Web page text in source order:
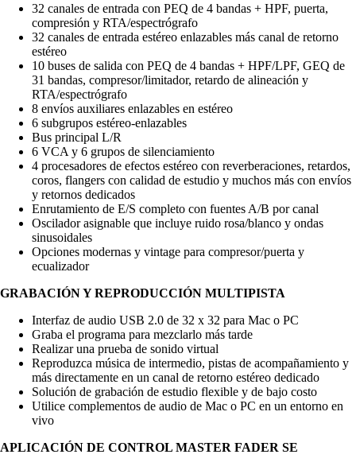
32 canales de entrada con PEQ de 4 bandas + HPF, puerta,
compresión y RTA/espectrógrafo
32 canales de entrada estéreo enlazables más canal de retorno
estéreo
10 buses de salida con PEQ de 4 bandas + HPF/LPF, GEQ de
31 bandas, compresor/limitador, retardo de alineación y
RTA/espectrógrafo
8 envíos auxiliares enlazables en estéreo
6 subgrupos estéreo-enlazables
Bus principal L/R
6 VCA y 6 grupos de silenciamiento
4 procesadores de efectos estéreo con reverberaciones, retardos,
coros, flangers con calidad de estudio y muchos más con envíos
y retornos dedicados
Enrutamiento de E/S completo con fuentes A/B por canal
Oscilador asignable que incluye ruido rosa/blanco y ondas
sinusoidales
Opciones modernas y vintage para compresor/puerta y
ecualizador
GRABACIÓN Y REPRODUCCIÓN MULTIPISTA
Interfaz de audio USB 2.0 de 32 x 32 para Mac o PC
Graba el programa para mezclarlo más tarde
Realizar una prueba de sonido virtual
Reproduzca música de intermedio, pistas de acompañamiento y
más directamente en un canal de retorno estéreo dedicado
Solución de grabación de estudio flexible y de bajo costo
Utilice complementos de audio de Mac o PC en un entorno en
vivo
APLICACIÓN DE CONTROL MASTER FADER SE